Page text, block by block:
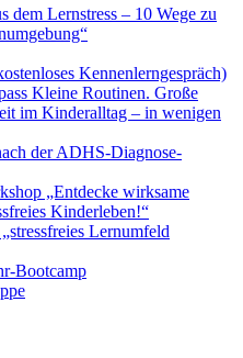
dem Lernstress – 10 Wege zu
Kennenlerngespräch)
Kleine Routinen. Große
im Kinderalltag – in wenigen
der ADHS-Diagnose-
„Entdecke wirksame
Kinderleben!“
Lernumfeld
Bootcamp